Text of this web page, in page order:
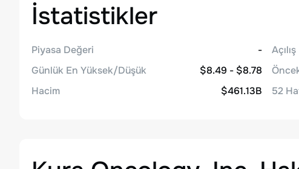
İstatistikler
Piyasa Değeri
-
Günlük En Yüksek/Düşük
$8.49 - $8.78
Hacim
$461.13B
Açılış
52